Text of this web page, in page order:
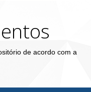
de acordo com a